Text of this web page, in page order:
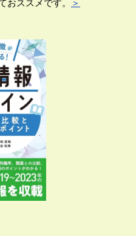
おススメです。
＞